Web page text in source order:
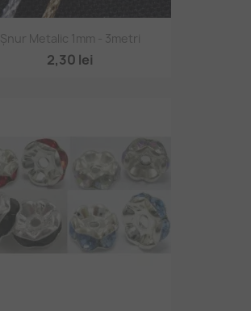
Șnur Metalic 1mm - 3metri
2,30 lei